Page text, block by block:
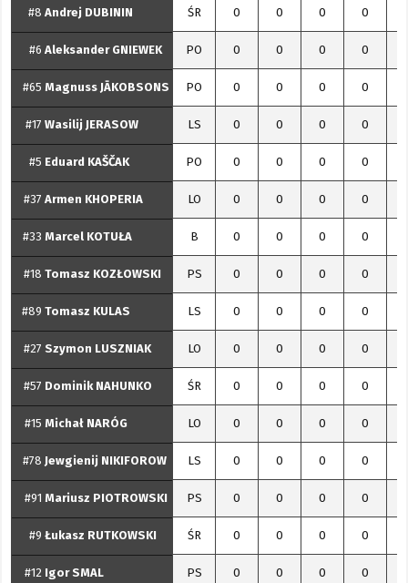
#8 Andrej DUBININ ŚR 0 0 0 0
#6 Aleksander GNIEWEK PO 0 0 0 0
#65 MagnussJĀKOBSONS PO 0 0 0 0
#17 WasilijJERASOW LS 0 0 0 0
#5 Eduard KAŠČAK PO 0 0 0 0
#37 Armen KHOPERIA LO 0 0 0 0
#33 Marcel KOTUŁA B 0 0 0 0
#18 Tomasz KOZŁOWSKI PS 0 0 0 0
#89 Tomasz KULAS LS 0 0 0 0
#27 Szymon LUSZNIAK LO 0 0 0 0
#57 Dominik NAHUNKO ŚR 0 0 0 0
#15 Michał NARÓG LO 0 0 0 0
#78 Jewgienij NIKIFOROW LS 0 0 0 0
#91 Mariusz PIOTROWSKI PS 0 0 0 0
#9 Łukasz RUTKOWSKI ŚR 0 0 0 0
#12 Igor SMAL PS 0 0 0 0